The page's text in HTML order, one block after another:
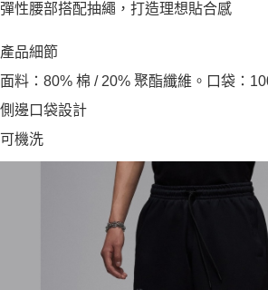
彈性腰部搭配抽繩，打造理想貼合感
產品細節
面料：80% 棉 / 20% 聚酯纖維。口袋：
側邊口袋設計
可機洗